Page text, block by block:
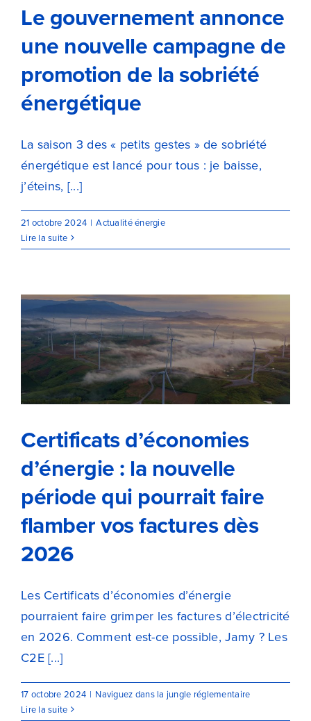
Le gouvernement annonce
une nouvelle campagne de
promotion de la sobriété
énergétique
La saison 3 des « petits gestes » de sobriété
énergétique est lancé pour tous : je baisse,
j’éteins, [...]
21 octobre 2024 | Actualité énergie
Lire la suite
Certificats d’économies
d’énergie : la nouvelle période
qui pourrait faire flamber vos
factures dès 2026
Certificats d’économies
d’énergie : la nouvelle
période qui pourrait faire
flamber vos factures dès
2026
Les Certificats d’économies d’énergie
pourraient faire grimper les factures d’électricité
en 2026. Comment est-ce possible, Jamy ? Les
C2E [...]
17 octobre 2024 | Naviguez dans la jungle réglementaire
Lire la suite